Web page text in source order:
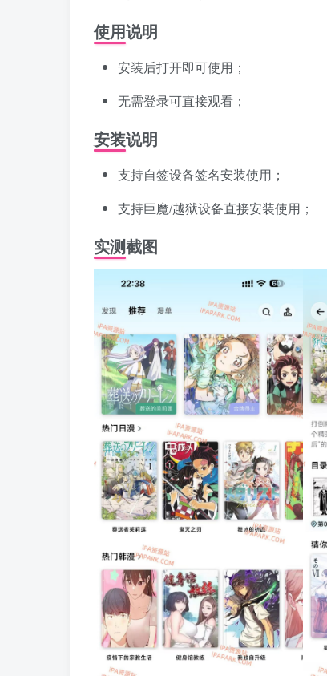
使用说明
安装后打开即可使用；
无需登录可直接观看；
安装说明
支持自签设备签名安装使用；
支持巨魔/越狱设备直接安装使用；
实测截图